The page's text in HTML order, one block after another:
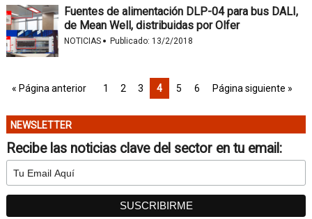
Fuentes de alimentación DLP-04 para bus DALI,
de Mean Well, distribuidas por Olfer
NOTICIAS · Publicado: 13/2/2018
« Página anterior 1 2 3 4 5 6 Página siguiente »
NEWSLETTER
Recibe las noticias clave del sector en tu email: